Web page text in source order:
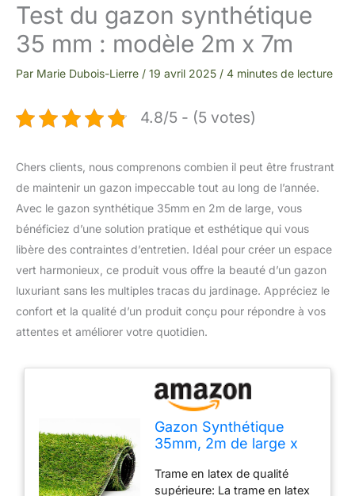
Test du gazon synthétique
35 mm : modèle 2m x 7m
Par Marie Dubois-Lierre / 19 avril 2025 / 4 minutes de lecture
4.8/5 - (5 votes)
Chers clients, nous comprenons combien il peut être frustrant
de maintenir un gazon impeccable tout au long de l’année.
Avec le gazon synthétique 35mm en 2m de large, vous
bénéficiez d’une solution pratique et esthétique qui vous
libère des contraintes d’entretien. Idéal pour créer un espace
vert harmonieux, ce produit vous offre la beauté d’un gazon
luxuriant sans les multiples tracas du jardinage. Appréciez le
confort et la qualité d’un produit conçu pour répondre à vos
attentes et améliorer votre quotidien.
Gazon Synthétique
35mm, 2m de large x
Trame en latex de qualité
supérieure: La trame en latex